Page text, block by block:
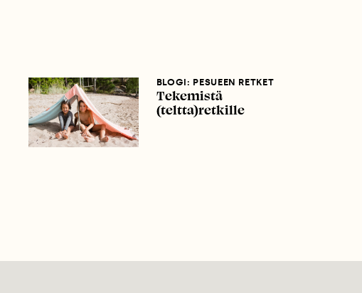
BLOGI: PESUEEN RETKET
Tekemistä
(teltta)retkille